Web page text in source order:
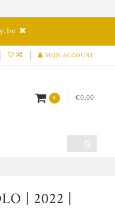
MIJN ACCOUNT
0 €0,00
| 2022 |